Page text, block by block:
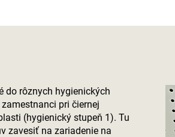
do rôznych hygienických
pri čiernej
(hygienický stupeň 1). Tu
zavesiť na zariadenie na